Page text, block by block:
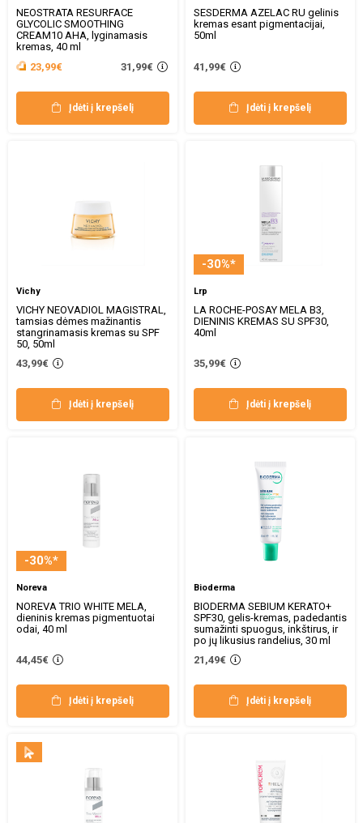
NEOSTRATA RESURFACE
GLYCOLIC SMOOTHING
CREAM10 AHA, lyginamasis
kremas, 40 ml
23,99€
31,99€
Įdėti į krepšelį
SESDERMA AZELAC RU gelinis
kremas esant pigmentacijai,
50ml
41,99€
Įdėti į krepšelį
Vichy
VICHY NEOVADIOL MAGISTRAL,
tamsias dėmes mažinantis
stangrinamasis kremas su SPF
50, 50ml
43,99€
Įdėti į krepšelį
-30%*
Lrp
LA ROCHE-POSAY MELA B3,
DIENINIS KREMAS SU SPF30,
40ml
35,99€
Įdėti į krepšelį
-30%*
Noreva
NOREVA TRIO WHITE MELA,
dieninis kremas pigmentuotai
odai, 40 ml
44,45€
Įdėti į krepšelį
Bioderma
BIODERMA SEBIUM KERATO+
SPF30, gelis-kremas, padedantis
sumažinti spuogus, inkštirus, ir
po jų likusius randelius, 30 ml
21,49€
Įdėti į krepšelį